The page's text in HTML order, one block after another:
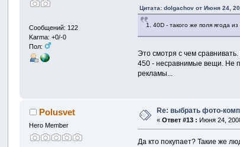
Сообщений: 122
Karma: +0/-0
Пол:
Цитата: dolgachov от Июня 24,
1. 40D - такого же поля ягода
Это смотря с чем
450 - несравнимые вещи. Не
рекламы...
Polusvet
Hero Member
Re: выбрать фото-
«Ответ #13 : Июня 24,
Да кто покупает? Такие же